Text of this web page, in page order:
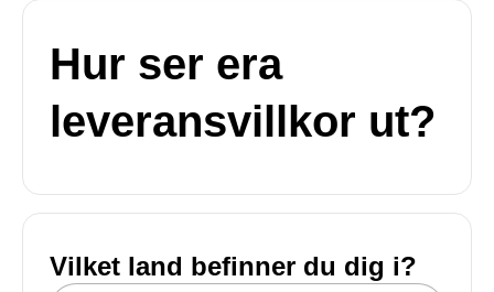
Hur ser era
leveransvillkor ut?
Vilket land befinner du dig i?